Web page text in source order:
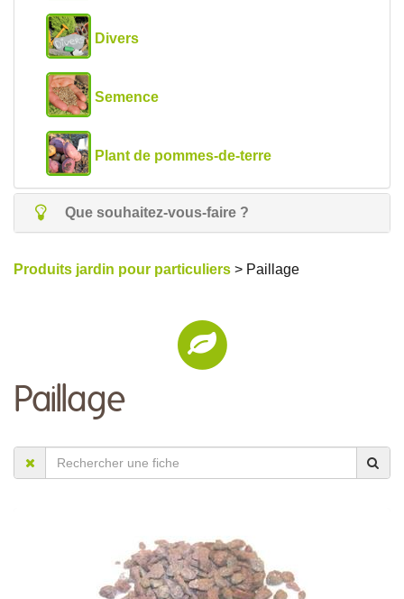
Divers
Semence
Plant de pommes-de-terre
Que souhaitez-vous-faire ?
Produits jardin pour particuliers > Paillage
Paillage